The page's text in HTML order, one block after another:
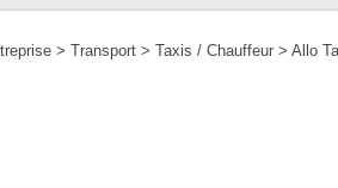
> Transport > Taxis / Chauffeur > Allo